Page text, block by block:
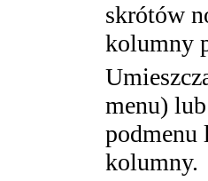
skrótów
kolumny
menu)
podmenu
kolumny.